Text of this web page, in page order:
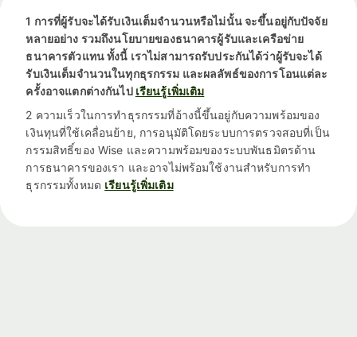
1 การที่ผู้รับจะได้รับเงินเต็มจำนวนหรือไม่นั้น จะขึ้นอยู่กับปัจจัย
หลายอย่าง รวมถึงนโยบายของธนาคารผู้รับและเครือข่าย
ธนาคารตัวแทน ทั้งนี้ เราไม่สามารถรับประกันได้ว่าผู้รับจะได้
รับเงินเต็มจำนวนในทุกธุรกรรม และผลลัพธ์ของการโอนแต่ละ
ครั้งอาจแตกต่างกันไป เรียนรู้เพิ่มเติม
2 ความเร็วในการทำธุรกรรมที่อ้างนี้ขึ้นอยู่กับความพร้อมของ
เงินทุนที่ใช้เคลื่อนย้าย, การอนุมัติโดยระบบการตรวจสอบที่เป็น
กรรมสิทธิ์ของ Wise และความพร้อมของระบบพันธมิตรด้าน
การธนาคารของเรา และอาจไม่พร้อมใช้งานสำหรับการทำ
ธุรกรรมทั้งหมด เรียนรู้เพิ่มเติม